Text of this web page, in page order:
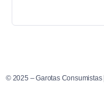
© 2025 – Garotas Consumistas